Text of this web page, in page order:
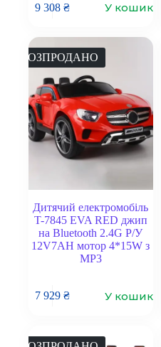
9 308₴ У кошик
РОЗПРОДАНО
Дитячий електромобіль
T-7845 EVA RED джип
на Bluetooth 2.4G Р/У
12V7AH мотор 4*15W з
MP3
7 929₴ У кошик